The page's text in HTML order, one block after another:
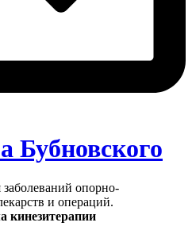
Бубновского
опорно-
и операций.
кинезитерапии